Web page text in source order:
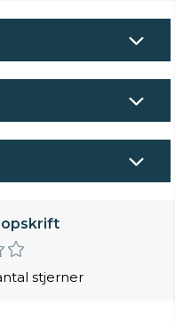
opskrift
stjerner